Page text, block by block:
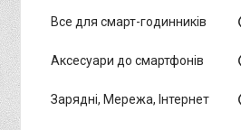
Все для смарт-годинників
Аксесуари до смартфонів
Зарядні, Мережа, Інтернет